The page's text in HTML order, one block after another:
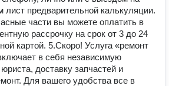
предварительной калькуляции.
части вы можете оплатить в
рассрочку на срок от 3 до 24
картой. 5.Скоро! Услуга «ремонт
в себя независимую
доставку запчастей и
Для вашего удобства все в